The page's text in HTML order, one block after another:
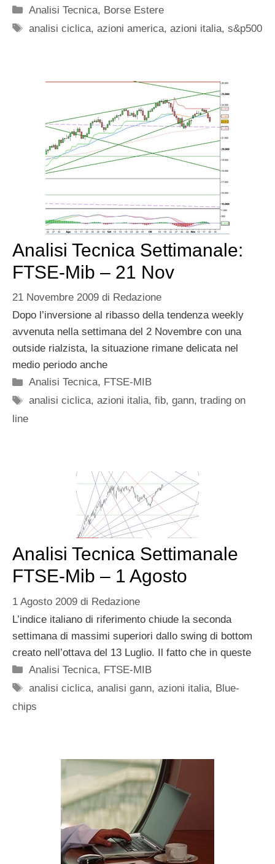
Categorie
Analisi Tecnica, Borse Estere
Tag
analisi ciclica,azioni america,azioni italia,s&p500
Analisi Tecnica Settimanale:
FTSE-Mib – 21 Nov
21 Novembre 2009 di Redazione
Dopo l’inversione al ribasso della tendenza weekly
avvenuta nella settimana del 2 Novembre con una
outside rialzista, la situazione rimane delicata nel
medio periodo anche
Categorie
Analisi Tecnica, FTSE-MIB
Tag
analisi ciclica,azioni italia,fib,gann,trading on
line
Analisi Tecnica Settimanale
FTSE-Mib – 1 Agosto
1 Agosto 2009 di Redazione
L’indice italiano di riferimento chiude la seconda
settimana di massimi superiori dallo swing di bottom
creato nell’ottava del 13 Luglio. Il fatto che in queste
Categorie
Analisi Tecnica, FTSE-MIB
Tag
analisi ciclica,analisi gann,azioni italia, Blue-
chips